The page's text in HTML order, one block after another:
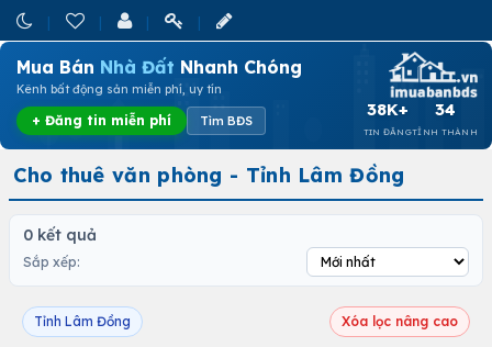
Mua Bán Nhà Đất Nhanh Chóng
Kênh bất động sản miễn phí, uy tín
+ Đăng tin miễn phí Tìm BĐS
38K+
TIN ĐĂNG
34
TỈNH THÀNH
Cho thuê văn phòng - Tỉnh Lâm Đồng
0 kết quả
Sắp xếp:
Tỉnh Lâm Đồng Xóa lọc nâng cao